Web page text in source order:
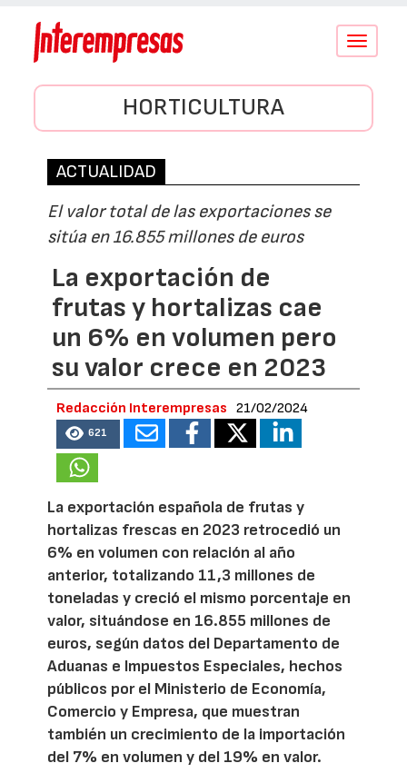
Conmutar
HORTICULTURA
ACTUALIDAD
El valor total de las exportaciones se
sitúa en 16.855 millones de euros
La exportación de
frutas y hortalizas cae
un 6% en volumen pero
su valor crece en 2023
Redacción Interempresas 21/02/2024
621
La exportación española de frutas y
hortalizas frescas en 2023 retrocedió un
6% en volumen con relación al año
anterior, totalizando 11,3 millones de
toneladas y creció el mismo porcentaje en
valor, situándose en 16.855 millones de
euros, según datos del Departamento de
Aduanas e Impuestos Especiales, hechos
públicos por el Ministerio de Economía,
Comercio y Empresa, que muestran
también un crecimiento de la importación
del 7% en volumen y del 19% en valor.